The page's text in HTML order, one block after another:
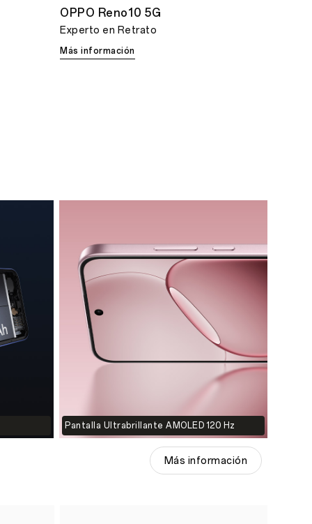
OPPO Reno10 5G
Experto en Retrato
Más información
Pantalla Ultrabrillante AMOLED 120 Hz
Más información